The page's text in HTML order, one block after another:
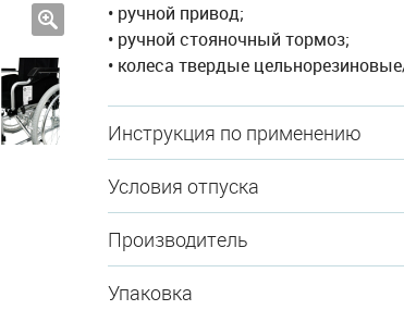
• ручной привод;
• ручной стояночный тормоз;
• колеса твердые
Инструкция по применению
Условия отпуска
Производитель
Упаковка